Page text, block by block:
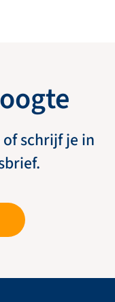
of schrijf je in